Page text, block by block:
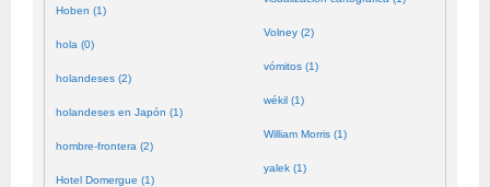
Hoben (1)
hola (0)
holandeses (2)
holandeses en Japón (1)
hombre-frontera (2)
Hotel Domergue (1)
Volney (2)
vómitos (1)
wékil (1)
William Morris (1)
yalek (1)